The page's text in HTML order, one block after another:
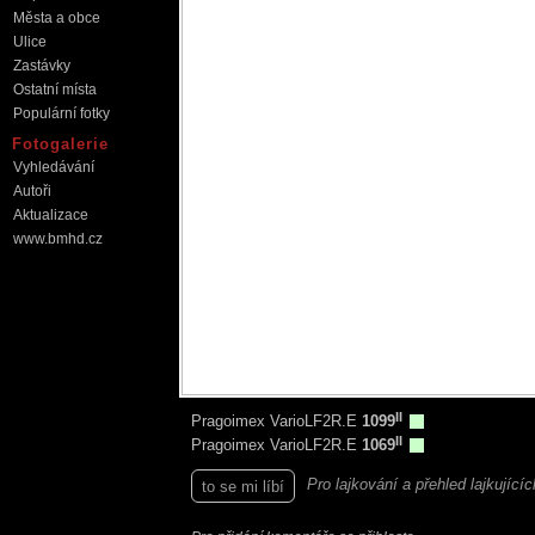
Pragoimex VarioLF2R.E 1099
Pragoimex VarioLF2R.E 1069
to se mi líbí Pro lajkování a přehled
Města a obce
Ulice
Zastávky
Ostatní místa
Populární fotky
Fotogalerie
Vyhledávání
Autoři
Aktualizace
www.bmhd.cz